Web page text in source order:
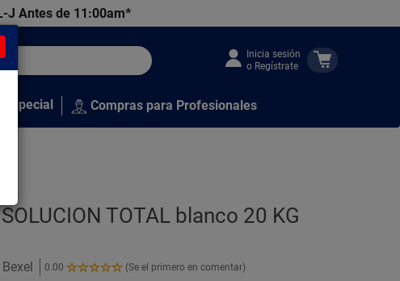
J Antes de 11:00am*
Inicia sesión
o Regístrate
Compras para Profesionales
TOTAL blanco 20 KG
0.00
0.00
(Se el primero en comentar)